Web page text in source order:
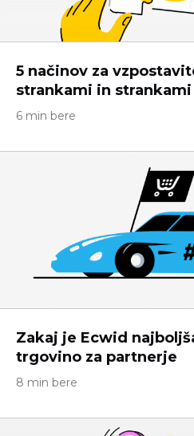
5 načinov za
strankami in strankami
6 min bere
Zakaj je Ecwid
trgovino za partnerje
8 min bere